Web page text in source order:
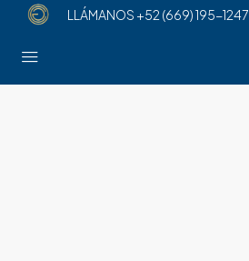
LLÁMANOS +52 (669) 195-1247